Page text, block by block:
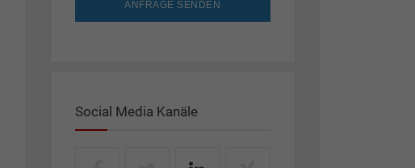
ANFRAGE SENDEN
Social Media Kanäle